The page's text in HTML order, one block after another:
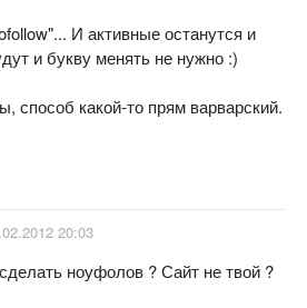
И активные останутся и
и букву менять не нужно :)
способ какой-то прям варварский.
20:03
ноуфолов ? Сайт не твой ?